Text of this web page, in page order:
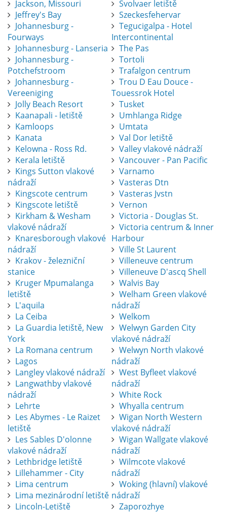
Jackson, Missouri
Jeffrey's Bay
Johannesburg -
Fourways
Johannesburg - Lanseria
Johannesburg -
Potchefstroom
Johannesburg -
Vereeniging
Jolly Beach Resort
Kaanapali - letiště
Kamloops
Kanata
Kelowna - Ross Rd.
Kerala letiště
Kings Sutton vlakové
nádraží
Kingscote centrum
Kingscote letiště
Kirkham & Wesham
vlakové nádraží
Knaresborough vlakové
nádraží
Krakov - železniční
stanice
Kruger Mpumalanga
letiště
L'aquila
La Ceiba
La Guardia letiště, New
York
La Romana centrum
Lagos
Langley vlakové nádraží
Langwathby vlakové
nádraží
Lehrte
Les Abymes - Le Raizet
letiště
Les Sables D'olonne
vlakové nádraží
Lethbridge letiště
Lillehammer - City
Lima centrum
Lima mezinárodní letiště
Lincoln-Letiště
Svolvaer letiště
Szeckesfehervar
Tegucigalpa - Hotel
Intercontinental
The Pas
Tortoli
Trafalgon centrum
Trou D Eau Douce -
Touessrok Hotel
Tusket
Umhlanga Ridge
Umtata
Val Dor letiště
Valley vlakové nádraží
Vancouver - Pan Pacific
Varnamo
Vasteras Dtn
Vasteras Jvstn
Vernon
Victoria - Douglas St.
Victoria centrum & Inner
Harbour
Ville St Laurent
Villeneuve centrum
Villeneuve D'ascq Shell
Walvis Bay
Welham Green vlakové
nádraží
Welkom
Welwyn Garden City
vlakové nádraží
Welwyn North vlakové
nádraží
West Byfleet vlakové
nádraží
White Rock
Whyalla centrum
Wigan North Western
vlakové nádraží
Wigan Wallgate vlakové
nádraží
Wilmcote vlakové
nádraží
Woking (hlavní) vlakové
nádraží
Zaporozhye